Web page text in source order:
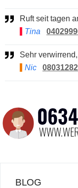
Ruft seit tagen
Tina
Sehr
Nic
BLOG